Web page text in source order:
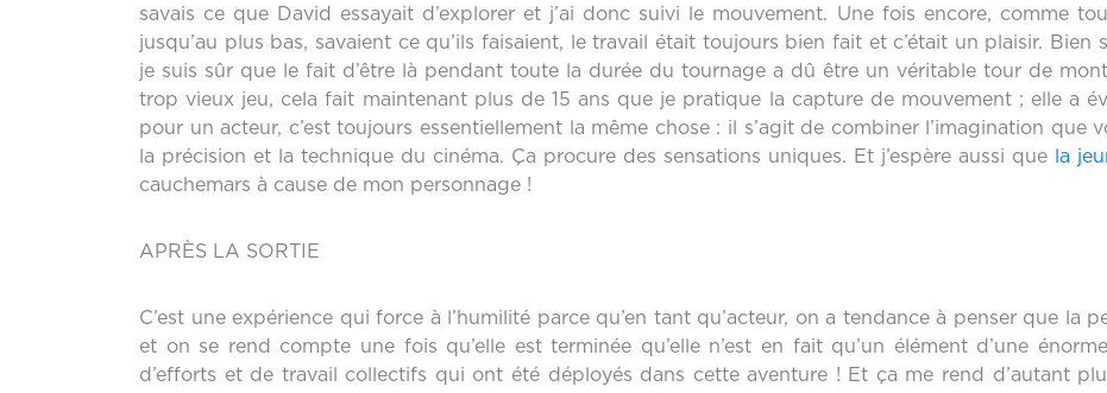
savais ce que David essayait d’explorer et j’ai donc suivi le mouvement. Une fois encore, comme
jusqu’au plus bas, savaient ce qu’ils faisaient, le travail était toujours bien fait et c’était un plaisir. Bien
je suis sûr que le fait d’être là pendant toute la durée du tournage a dû être un véritable tour de
trop vieux jeu, cela fait maintenant plus de 15 ans que je pratique la capture de mouvement ; elle a
pour un acteur, c’est toujours essentiellement la même chose : il s’agit de combiner l’imagination que
la précision et la technique du cinéma. Ça procure des sensations uniques. Et j’espère aussi que la
cauchemars à cause de mon personnage !
APRÈS LA SORTIE
C’est une expérience qui force à l’humilité parce qu’en tant qu’acteur, on a tendance à penser que
et on se rend compte une fois qu’elle est terminée qu’elle n’est en fait qu’un élément d’une
d’efforts et de travail collectifs qui ont été déployés dans cette aventure ! Et ça me rend d’autant